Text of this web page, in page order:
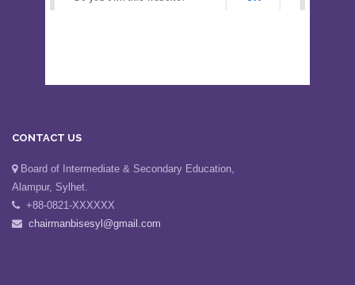
Board of Intermediate & Secondary Education,
Alampur, Sylhet.
+88-0821-XXXXXX